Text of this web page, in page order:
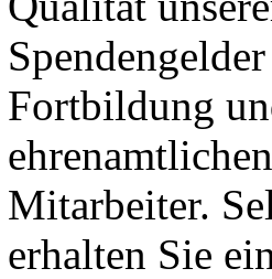
Fortbildung
Mitarbeiter.
erhalten Sie